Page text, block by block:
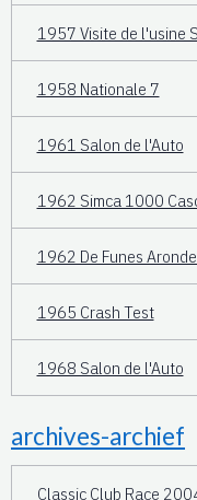
1957 Visite de l'usine
1958 Nationale 7
1961 Salon de l'Auto
1962 Simca 1000
1962 De Funes
1965 Crash Test
1968 Salon de l'Auto
archives-archief
Classic Club Race